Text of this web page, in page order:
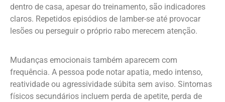
dentro de casa, apesar do treinamento, são indicadores
claros. Repetidos episódios de lamber-se até provocar
lesões ou perseguir o próprio rabo merecem atenção.
Mudanças emocionais também aparecem com
frequência. A pessoa pode notar apatia, medo intenso,
reatividade ou agressividade súbita sem aviso. Sintomas
físicos secundários incluem perda de apetite, perda de